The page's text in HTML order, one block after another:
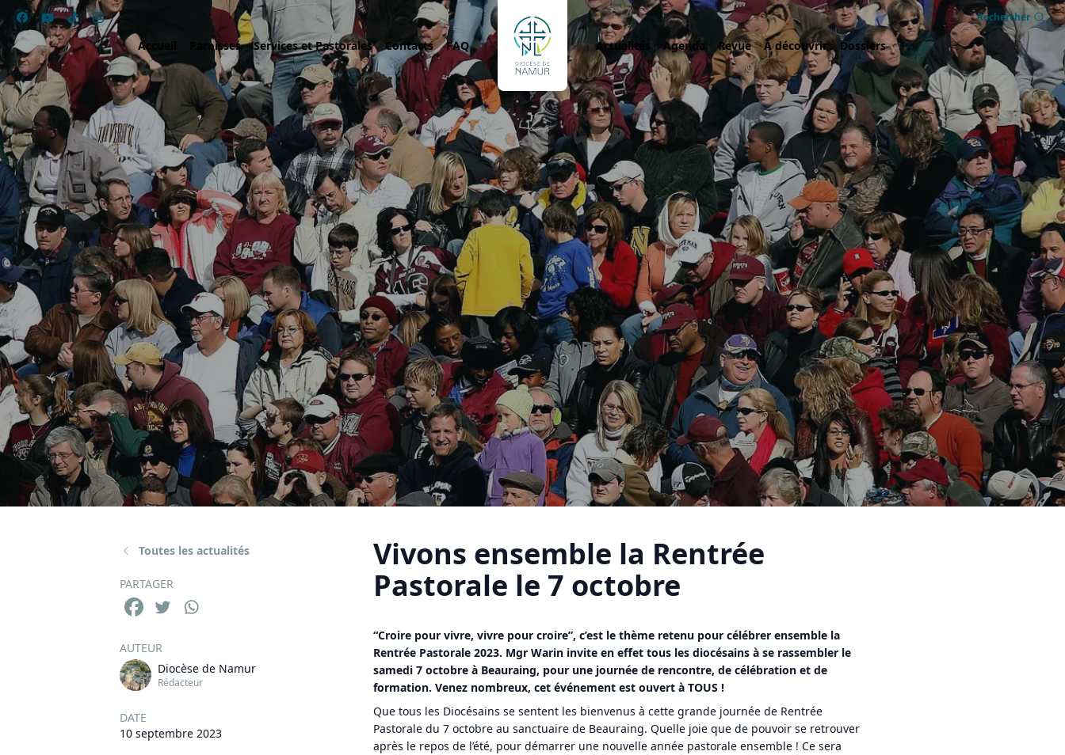
Rechercher
Accueil Paroisses Services et Pastorales Contacts FAQ Actualités Agenda Revue À découvrir Dossiers
Toutes les actualités
PARTAGER
AUTEUR
Diocèse de Namur
Rédacteur
DATE
10 septembre 2023
Vivons ensemble la Rentrée
Pastorale le 7 octobre
“Croire pour vivre, vivre pour croire”, c’est le thème retenu pour célébrer ensemble la
Rentrée Pastorale 2023. Mgr Warin invite en effet tous les diocésains à se rassembler le
samedi 7 octobre à Beauraing, pour une journée de rencontre, de célébration et de
formation. Venez nombreux, cet événement est ouvert à TOUS !
Que tous les Diocésains se sentent les bienvenus à cette grande journée de Rentrée
Pastorale du 7 octobre au sanctuaire de Beauraing. Quelle joie que de pouvoir se retrouver
après le repos de l’été, pour démarrer une nouvelle année pastorale ensemble ! Ce sera